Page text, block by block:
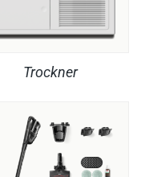
Trockner